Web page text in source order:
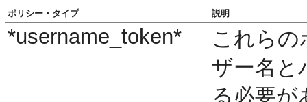
ポリシー・タイプ 説明
*username_token*
これらの
ザー名と
る必要が